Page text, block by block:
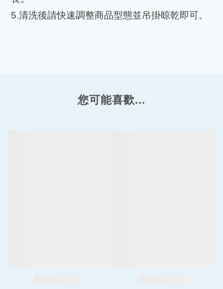
5.清洗後請快速調整商品型態並吊掛晾乾即可。
您可能喜歡...